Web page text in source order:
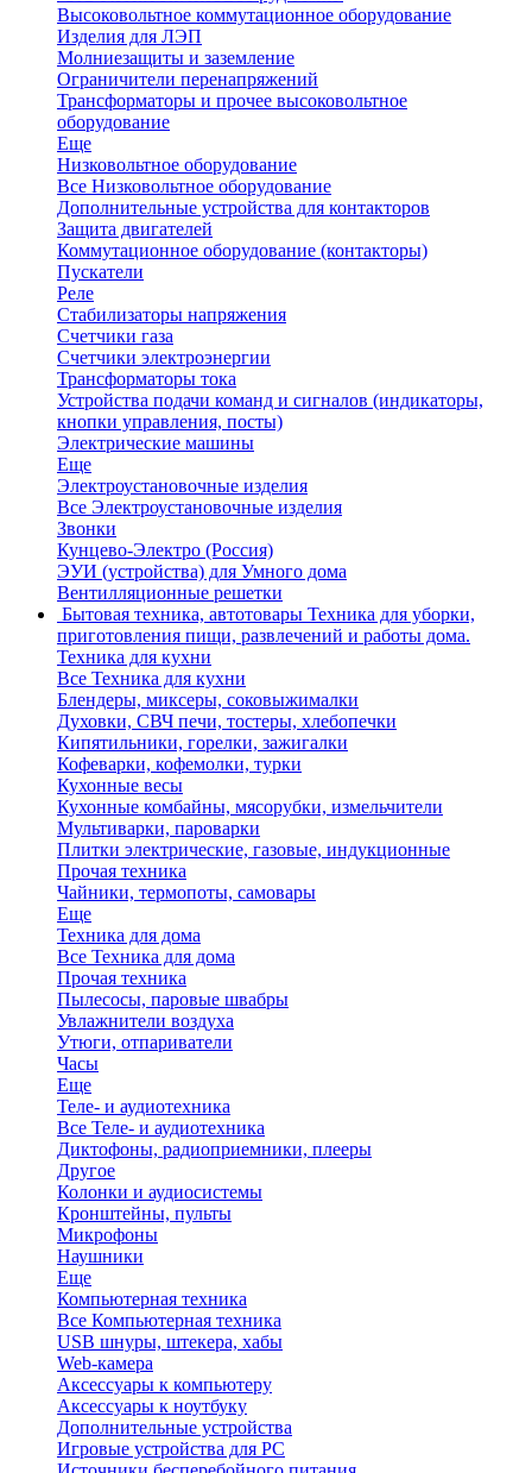
Высоковольтное коммутационное оборудование
Изделия для ЛЭП
Молниезащиты и заземление
Ограничители перенапряжений
Трансформаторы и прочее высоковольтное
оборудование
Еще
Низковольтное оборудование
Все Низковольтное оборудование
Дополнительные устройства для контакторов
Защита двигателей
Коммутационное оборудование (контакторы)
Пускатели
Реле
Стабилизаторы напряжения
Счетчики газа
Счетчики электроэнергии
Трансформаторы тока
Устройства подачи команд и сигналов (индикаторы,
кнопки управления, посты)
Электрические машины
Еще
Электроустановочные изделия
Все Электроустановочные изделия
Звонки
Кунцево-Электро (Россия)
ЭУИ (устройства) для Умного дома
Вентилляционные решетки
Бытовая техника, автотовары Техника для уборки,
приготовления пищи, развлечений и работы дома.
Техника для кухни
Все Техника для кухни
Блендеры, миксеры, соковыжималки
Духовки, СВЧ печи, тостеры, хлебопечки
Кипятильники, горелки, зажигалки
Кофеварки, кофемолки, турки
Кухонные весы
Кухонные комбайны, мясорубки, измельчители
Мультиварки, пароварки
Плитки электрические, газовые, индукционные
Прочая техника
Чайники, термопоты, самовары
Еще
Техника для дома
Все Техника для дома
Прочая техника
Пылесосы, паровые швабры
Увлажнители воздуха
Утюги, отпариватели
Часы
Еще
Теле- и аудиотехника
Все Теле- и аудиотехника
Диктофоны, радиоприемники, плееры
Другое
Колонки и аудиосистемы
Кронштейны, пульты
Микрофоны
Наушники
Еще
Компьютерная техника
Все Компьютерная техника
USB шнуры, штекера, хабы
Web-камера
Аксессуары к компьютеру
Аксессуары к ноутбуку
Дополнительные устройства
Игровые устройства для PC